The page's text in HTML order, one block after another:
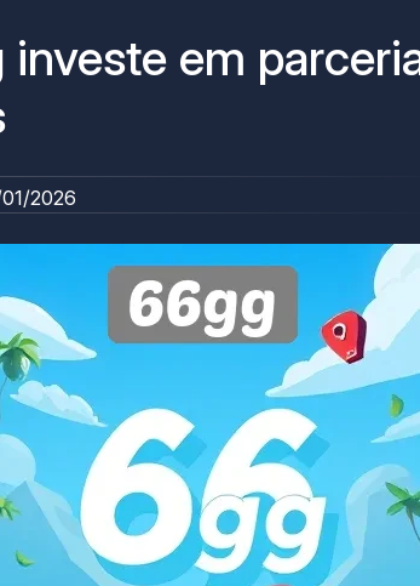
em
01/2026